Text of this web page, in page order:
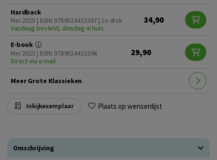
Hardback
Mei 2025 | ISBN 9789024432387 | 1e druk
Vandaag besteld, dinsdag in huis
34,90
E-book
Mei 2025 | ISBN 9789024432394
Direct via e-mail
29,90
Meer Grote Klassieken
Inkijkexemplaar Plaats op wensenlijst
Omschrijving